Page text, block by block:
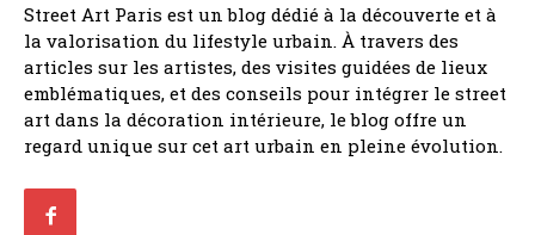
Street Art Paris est un blog dédié à la découverte et à
la valorisation du lifestyle urbain. À travers des
articles sur les artistes, des visites guidées de lieux
emblématiques, et des conseils pour intégrer le street
art dans la décoration intérieure, le blog offre un
regard unique sur cet art urbain en pleine évolution.